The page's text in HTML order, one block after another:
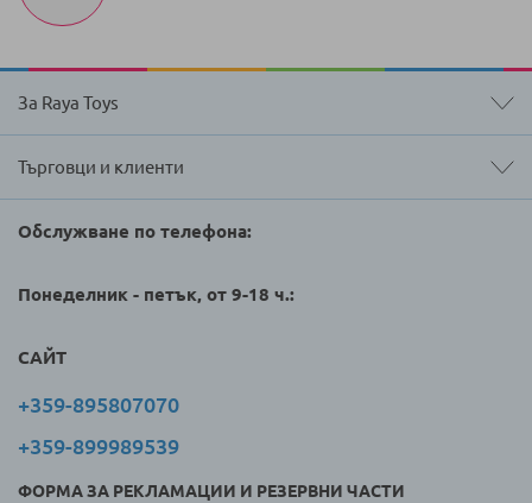
За Raya Toys
Търговци и клиенти
Обслужване по телефона:
Понеделник - петък, от 9-18 ч.:
САЙТ
+359-895807070
+359-899989539
ФОРМА ЗА РЕКЛАМАЦИИ И РЕЗЕРВНИ ЧАСТИ